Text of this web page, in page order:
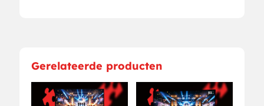
Gerelateerde producten